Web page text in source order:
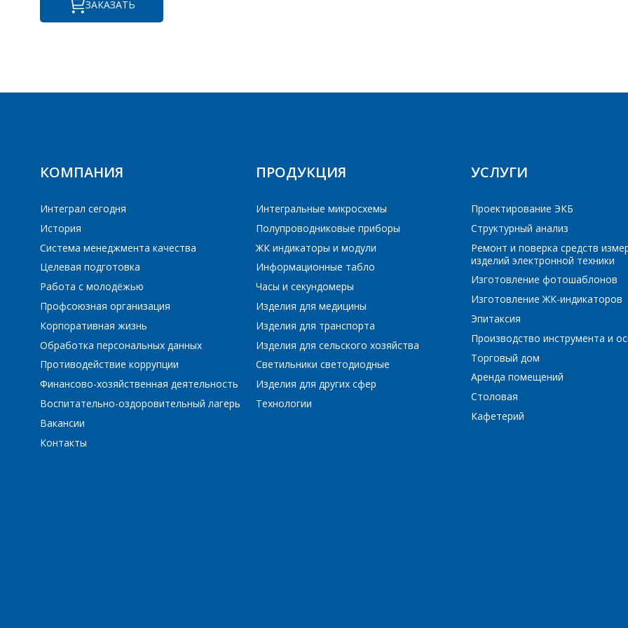
ПОИСК
ЗАКАЗАТЬ
КОМПАНИЯ
Интеграл сегодня
История
Система менеджмента качества
Целевая подготовка
Работа с молодёжью
Профсоюзная организация
Корпоративная жизнь
Обработка персональных данных
Противодействие коррупции
Финансово-хозяйственная деятельность
Воспитательно-оздоровительный лагерь
Вакансии
Контакты
ПРОДУКЦИЯ
Интегральные микросхемы
Полупроводниковые приборы
ЖК индикаторы и модули
Информационные табло
Часы и секундомеры
Изделия для медицины
Изделия для транспорта
Изделия для сельского хозяйства
Светильники светодиодные
Изделия для других сфер
Технологии
УСЛУГИ
Проектирование ЭКБ
Структурный анализ
Ремонт и поверка средств
изделий электронной техники
Изготовление фотошаблонов
Изготовление ЖК-индикаторов
Эпитаксия
Производство инструмента и
Торговый дом
Аренда помещений
Столовая
Кафетерий
Интересующий товар/услуга, их количество *
Сообщение
Я согласен на обработку персональных данных *
*- обязательные поля